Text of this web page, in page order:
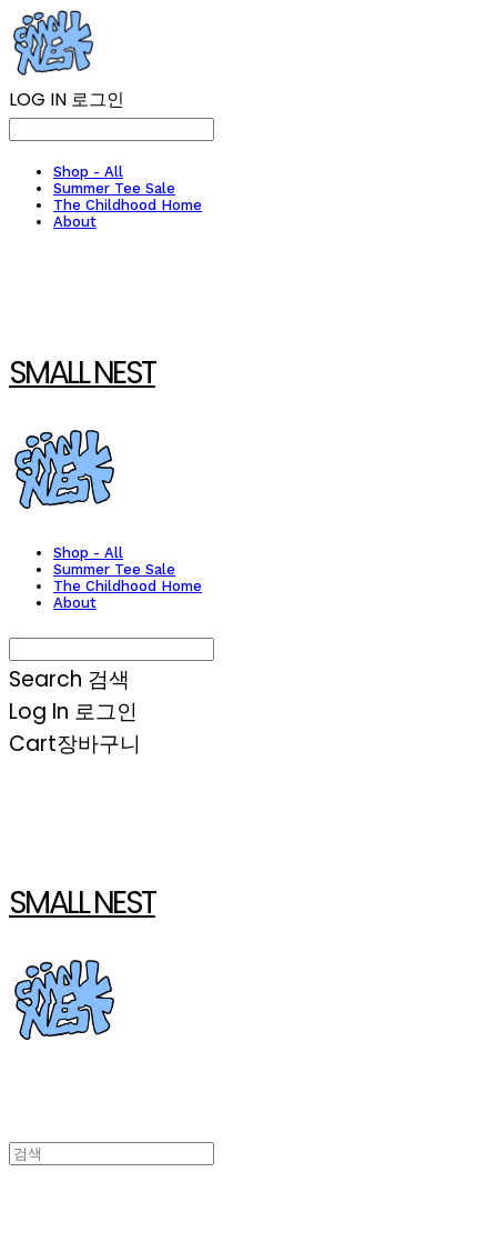
LOG IN 로그인
Shop - All
Summer Tee Sale
The Childhood Home
About
SMALL NEST
Shop - All
Summer Tee Sale
The Childhood Home
About
Search 검색
Log In 로그인
Cart장바구니
SMALL NEST